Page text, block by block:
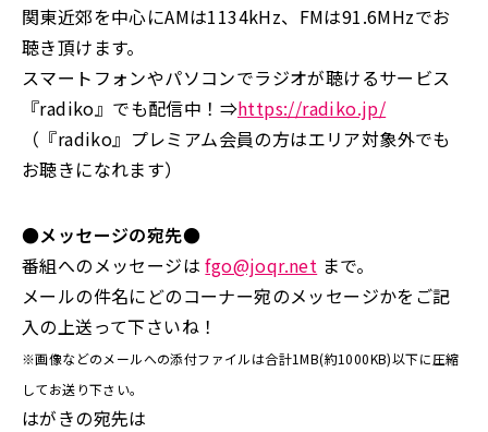
関東近郊を中心にAMは1134kHz、FMは91.6MHzでお
聴き頂けます。
スマートフォンやパソコンでラジオが聴けるサービス
『radiko』でも配信中！⇒https://radiko.jp/
（『radiko』プレミアム会員の方はエリア対象外でも
お聴きになれます）
●メッセージの宛先●
番組へのメッセージはfgo@joqr.net まで。
メールの件名にどのコーナー宛のメッセージかをご記
入の上送って下さいね！
※画像などのメールへの添付ファイルは合計1MB(約1000KB)以下に圧縮
してお送り下さい。
はがきの宛先は